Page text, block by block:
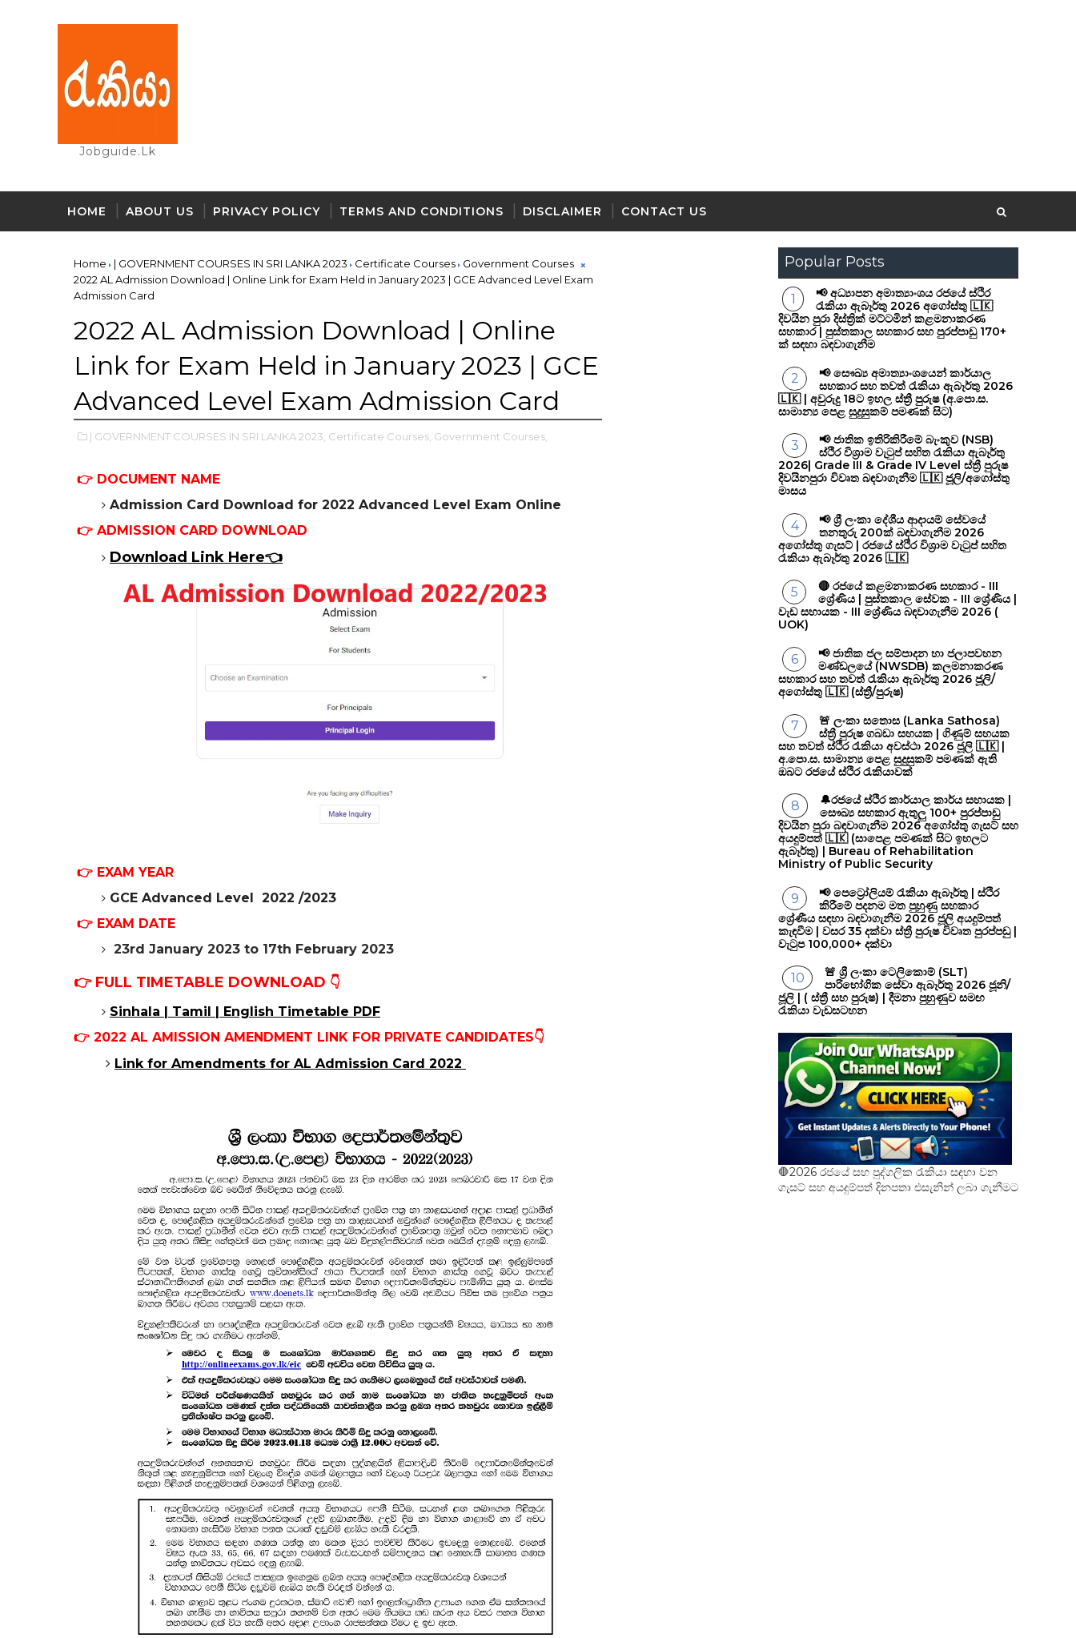
Jobguide.lk
HOME ABOUT US PRIVACY POLICY TERMS AND CONDITIONS DISCLAIMER CONTACT US
Home | GOVERNMENT COURSES IN SRI LANKA 2023 Certificate Courses
Government Courses
2022 AL Admission Download | Online Link for Exam Held in January 2023 | GCE Advanced Level Exam
Admission Card
2022 AL Admission Download | Online
Link for Exam Held in January 2023 | GCE
Advanced Level Exam Admission Card
| GOVERNMENT COURSES IN SRI LANKA 2023, Certificate Courses, Government Courses,
👉 DOCUMENT NAME
Admission Card Download for 2022 Advanced Level Exam Online
👉 ADMISSION CARD DOWNLOAD
Download Link Here👈
👉 EXAM YEAR
GCE Advanced Level 2022 /2023
👉 EXAM DATE
23rd January 2023 to 17th February 2023
👉 FULL TIMETABLE DOWNLOAD 👇
Sinhala | Tamil | English Timetable PDF
👉 2022 AL AMISSION AMENDMENT LINK FOR PRIVATE CANDIDATES👇
Link for Amendments for AL Admission Card 2022
Popular Posts
📢 අධ්‍යාපන අමාත්‍යාංශය රජයේ ස්ථිර
රැකියා ඇබෑර්තු 2026 අගෝස්තු 🇱🇰
දිවයින පුරා දිස්ත්‍රික් මට්ටමින් කළමනාකරණ
සහකාර | පුස්තකාල සහකාර සහ පුරප්පාඩු 170+
ක් සඳහා බඳවාගැනීම
📢 සෞඛ්‍ය අමාත්‍යාංශයෙන් කාර්යාල
සහකාර සහ තවත් රැකියා ඇබෑර්තු 2026
🇱🇰 | අවුරුදු 18ට ඉහල ස්ත්‍රී පුරුෂ (අ.පො.ස.
සාමාන්‍ය පෙළ සුදුසුකම් පමණක් සිට)
📢 ජාතික ඉතිරිකිරීමේ බැංකුව (NSB)
ස්ථිර විශ්‍රාම වැටුප් සහිත රැකියා ඇබෑර්තු
2026| Grade III & Grade IV Level ස්ත්‍රී පුරුෂ
දිවයිනපුරා විවෘත බඳවාගැනීම 🇱🇰 ජූලි/අගෝස්තු
මාසය
📢 ශ්‍රී ලංකා දේශීය ආදායම් සේවයේ
තනතුරු 200ක් බඳවාගැනීම 2026
අගෝස්තු ගැසට් | රජයේ ස්ථිර විශ්‍රාම වැටුප් සහිත
රැකියා ඇබෑර්තු 2026 🇱🇰
🔴 රජයේ කළමනාකරණ සහකාර - III
ශ්‍රේණිය | පුස්තකාල සේවක - III ශ්‍රේණිය |
වැඩ සහායක - III ශ්‍රේණිය බඳවාගැනීම 2026 (
UOK)
📢 ජාතික ජල සම්පාදන හා ජලාපවහන
මණ්ඩලයේ (NWSDB) කලමනාකරණ
සහකාර සහ තවත් රැකියා ඇබෑර්තු 2026 ජූලි/
අගෝස්තු 🇱🇰 (ස්ත්‍රී/පුරුෂ)
🚨 ලංකා සතොස (Lanka Sathosa)
ස්ත්‍රී පුරුෂ ගබඩා සහයක | ගිණුම් සහයක
සහ තවත් ස්ථිර රැකියා අවස්ථා 2026 ජූලි 🇱🇰 |
අ.පො.ස. සාමාන්‍ය පෙළ සුදුසුකම් පමණක් ඇති
ඔබට රජයේ ස්ථිර රැකියාවක්
🔔රජයේ ස්ථිර කාර්යාල කාර්ය සහායක |
සෞඛ්‍ය සහකාර ඇතුලු 100+ පුරප්පාඩු
දිවයින පුරා බඳවාගැනීම 2026 අගෝස්තු ගැසට් සහ
අයදුම්පත් 🇱🇰 (සාපෙළ පමණක් සිට ඉහලට
ඇබෑර්තු) | Bureau of Rehabilitation
Ministry of Public Security
📢 පෙට්‍රෝලියම් රැකියා ඇබෑර්තු | ස්ථිර
කිරීමේ පදනම මත පුහුණු සහකාර
ශ්‍රේණීය සඳහා බඳවාගැනීම 2026 ජූලි අයදුම්පත්
කැඳවීම | වසර 35 දක්වා ස්ත්‍රී පුරුෂ විවෘත පුරප්පඩු |
වැටුප 100,000+ දක්වා
🚨 ශ්‍රී ලංකා ටෙලිකොම් (SLT)
පාරිභෝගික සේවා ඇබෑර්තු 2026 ජූනි/
ජූලි | ( ස්ත්‍රී සහ පුරුෂ) | දීමනා පුහුණුව සමඟ
රැකියා වැඩසටහන
🛑2026 රජයේ සහ පුද්ගලික රැකියා සඳහා වන
ගැසට් සහ අයදුම්පත් දිනපතා එසැනින් ලබා ගැනීමට